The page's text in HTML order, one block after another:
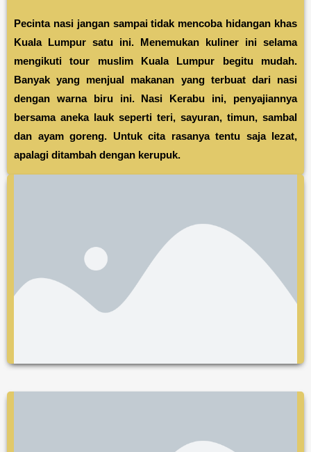
Pecinta nasi jangan sampai tidak mencoba hidangan khas
Kuala Lumpur satu ini. Menemukan kuliner ini selama
mengikuti tour muslim Kuala Lumpur begitu mudah.
Banyak yang menjual makanan yang terbuat dari nasi
dengan warna biru ini. Nasi Kerabu ini, penyajiannya
bersama aneka lauk seperti teri, sayuran, timun, sambal
dan ayam goreng. Untuk cita rasanya tentu saja lezat,
apalagi ditambah dengan kerupuk.